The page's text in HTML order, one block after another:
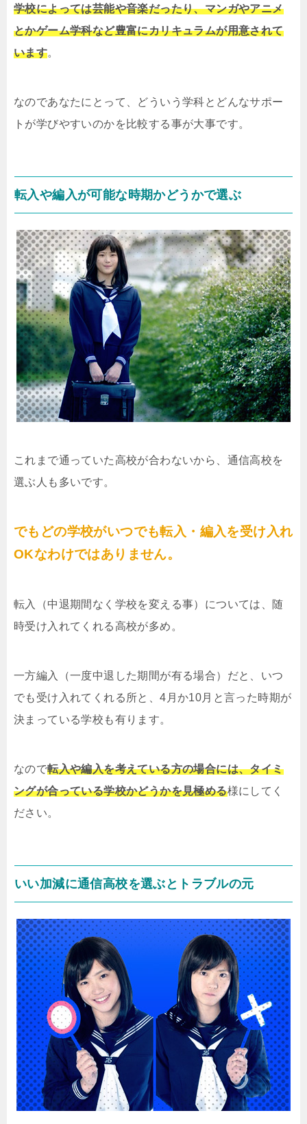
学校によっては芸能や音楽だったり、マンガやアニメ
とかゲーム学科など豊富にカリキュラムが用意されて
います。
なのであなたにとって、どういう学科とどんなサポー
トが学びやすいのかを比較する事が大事です。
転入や編入が可能な時期かどうかで選ぶ
これまで通っていた高校が合わないから、通信高校を
選ぶ人も多いです。
でもどの学校がいつでも転入・編入を受け入れ
OKなわけではありません。
転入（中退期間なく学校を変える事）については、随
時受け入れてくれる高校が多め。
一方編入（一度中退した期間が有る場合）だと、いつ
でも受け入れてくれる所と、4月か10月と言った時期が
決まっている学校も有ります。
なので転入や編入を考えている方の場合には、タイミ
ングが合っている学校かどうかを見極める様にしてく
ださい。
いい加減に通信高校を選ぶとトラブルの元